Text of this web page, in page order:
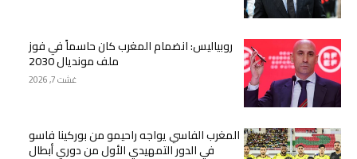
روبياليس: انضمام المغرب كان حاسماً في فوز
ملف مونديال 2030
غشت 7, 2026
المغرب الفاسي يواجه راحيمو من بوركينا فاسو
في الدور التمهيدي الأول من دوري أبطال